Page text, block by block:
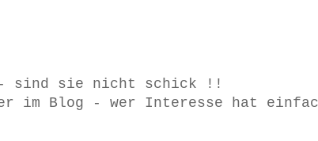
- sind sie nicht schick !!
im Blog - wer Interesse hat